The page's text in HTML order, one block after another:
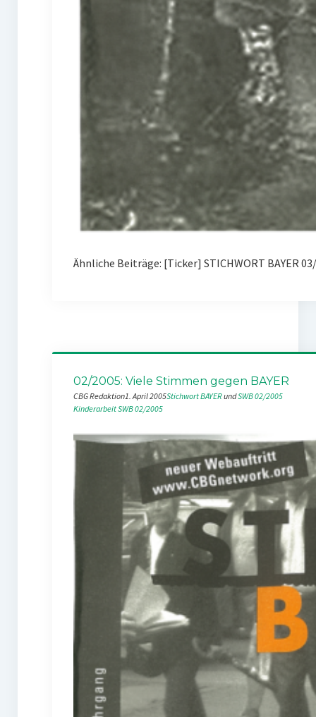
Ähnliche Beiträge: [Ticker] STICHWORT BAYER
02/2005: Viele Stimmen gegen BAYER
CBG Redaktion1. April 2005Stichwort BAYER und SWB 02/2005
KinderarbeitSWB 02/2005